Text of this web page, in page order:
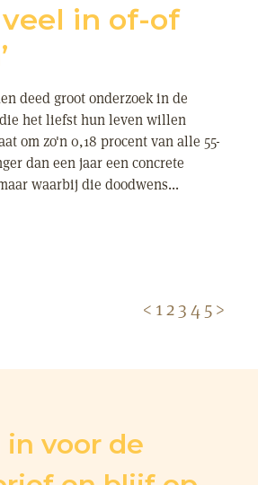
veel in of-of
deed groot onderzoek in de
die het liefst hun leven willen
om zo'n 0,18 procent van alle 55-
dan een jaar een concrete
waarbij die doodwens...
< 12345>
voor de